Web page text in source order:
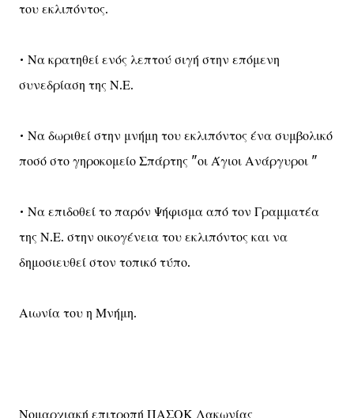
του εκλιπόντος.
• Να κρατηθεί ενός λεπτού σιγή στην επόμενη
συνεδρίαση της Ν.Ε.
• Να δωριθεί στην μνήμη του εκλιπόντος ένα συμβολικό
ποσό στο γηροκομείο Σπάρτης "οι Άγιοι Ανάργυροι "
• Να επιδοθεί το παρόν Ψήφισμα από τον Γραμματέα
της Ν.Ε. στην οικογένεια του εκλιπόντος και να
δημοσιευθεί στον τοπικό τύπο.
Αιωνία του η Μνήμη.
Νομαρχιακή επιτροπή ΠΑΣΟΚ Λακωνίας